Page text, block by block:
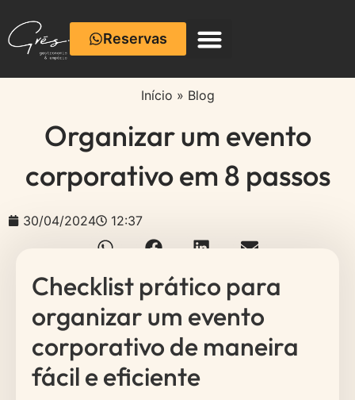
Reservas
Início » Blog
Organizar um evento
corporativo em 8 passos
30/04/2024 12:37
Checklist prático para
organizar um evento
corporativo de maneira
fácil e eficiente